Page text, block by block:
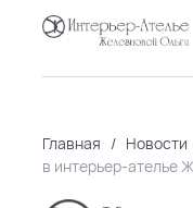
Главная / Новости
в интерьер-ателье